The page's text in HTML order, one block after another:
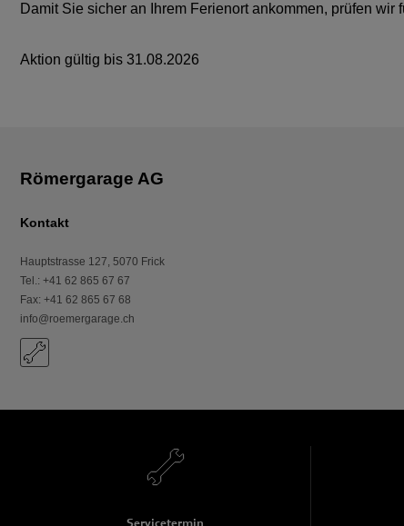
Damit Sie sicher an Ihrem Ferienort ankommen, prüfen
Aktion gültig bis 31.08.2026
Kontakt
Hauptstrasse 127, 5070 Frick
Tel.: +41 62 865 67 67
Fax: +41 62 865 67 68
info@roemergarage.ch
Servicetermin